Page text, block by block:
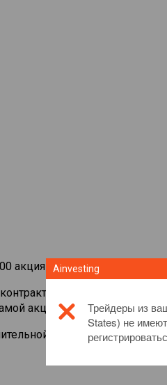
акциями со всего мира на
на
акцией.
информации об этом
Ainvesting
Трейдеры из
States) не